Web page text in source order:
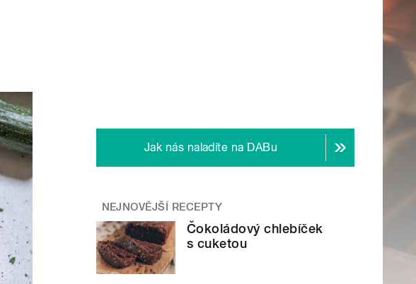
Jak nás naladíte na DABu
NEJNOVĚJŠÍ RECEPTY
Čokoládový chlebíček
s cuketou